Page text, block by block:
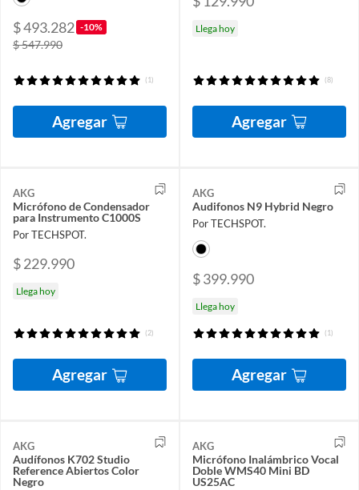
$ 493.282 -10%
$ 547.990
(1)
Agregar
Llega hoy
(8)
Agregar
AKG
Micrófono de Condensador
para Instrumento C1000S
Por TECHSPOT.
$ 229.990
Llega hoy
(2)
Agregar
AKG
Audifonos N9 Hybrid Negro
Por TECHSPOT.
$ 399.990
Llega hoy
(1)
Agregar
AKG
Audífonos K702 Studio
Reference Abiertos Color
Negro
AKG
Micrófono Inalámbrico Vocal
Doble WMS40 Mini BD
US25AC